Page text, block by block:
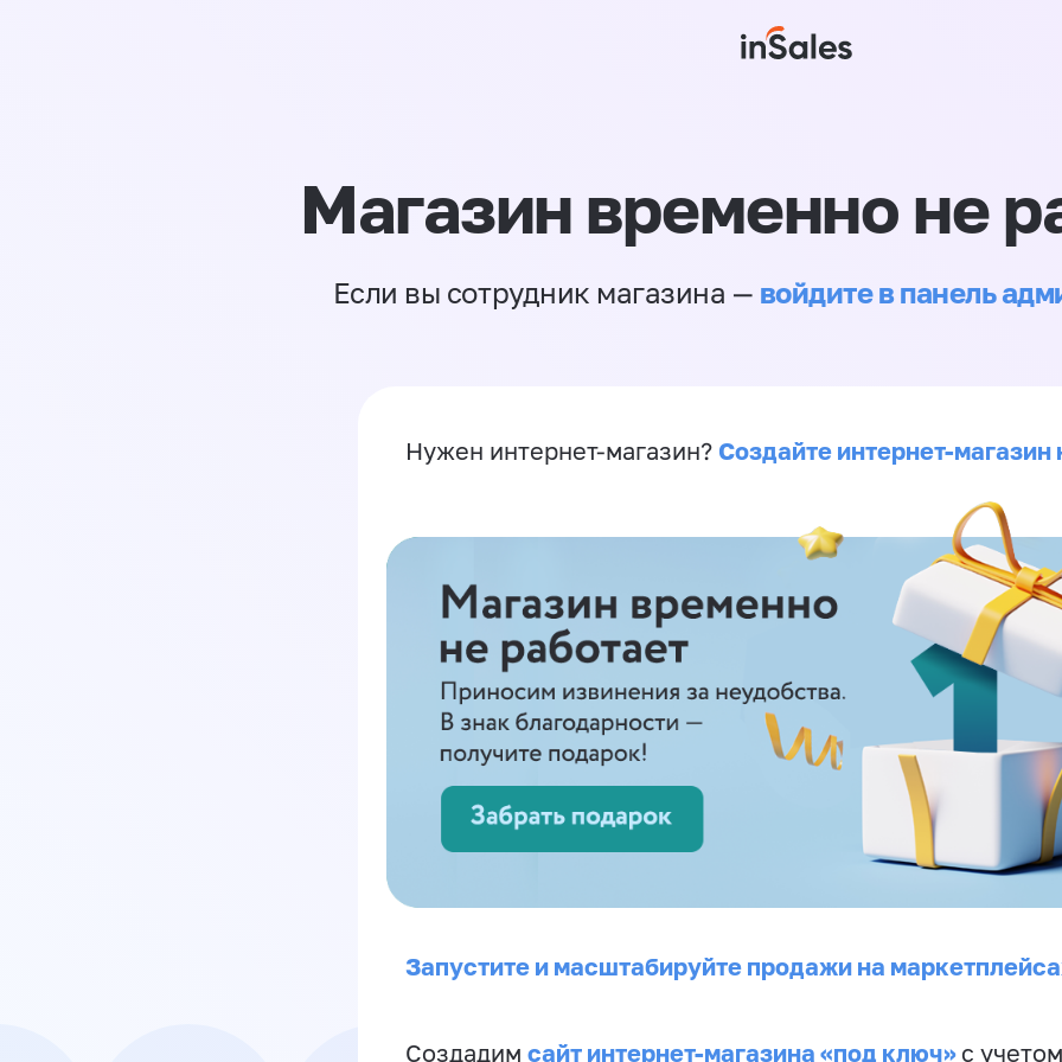
Магазин временно не
Если вы сотрудник магазина — войдите в панель
Нужен интернет-магазин? Создайте интернет-магазин
Запустите и масштабируйте продажи на
Создадим сайт интернет-магазина «под ключ» с учетом